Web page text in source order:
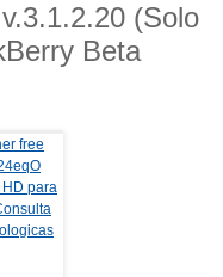
(Solo
Beta